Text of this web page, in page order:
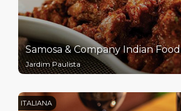
Samosa & Company Indian Food
Jardim Paulista
ITALIANA